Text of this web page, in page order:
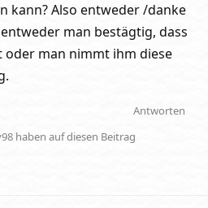
kann? Also entweder /danke
man bestägtig, dass
man nimmt ihm diese
Antworten
haben auf diesen Beitrag